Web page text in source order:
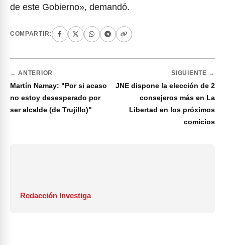
de este Gobierno», demandó.
COMPARTIR:
← ANTERIOR
Martín Namay: "Por si acaso
no estoy desesperado por
ser alcalde (de Trujillo)"
SIGUIENTE →
JNE dispone la elección de 2
consejeros más en La
Libertad en los próximos
comicios
Redacción Investiga